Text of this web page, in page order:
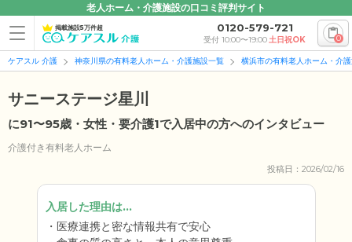
老人ホーム・介護施設の口コミ評判サイト
掲載施設5万件超 0120-579-721
受付 10:00〜19:00土日祝OK 0
ケアスル 介護 神奈川県の有料老人ホーム・介護施設一覧 横浜市の有料老人ホーム・介
サニーステージ星川
に91〜95歳・女性・要介護1で入居中の方へのインタビュー
介護付き有料老人ホーム
投稿日：2026/02/16
入居した理由は...
医療連携と密な情報共有で安心